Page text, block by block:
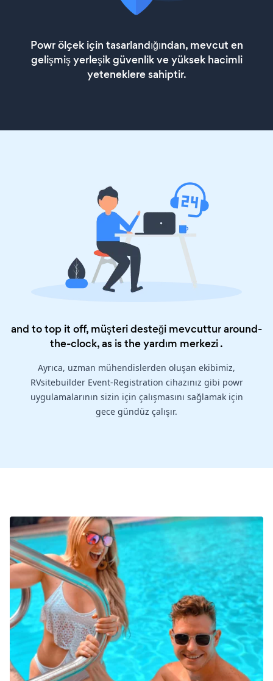
Powr ölçek için tasarlandığından, mevcut en
gelişmiş yerleşik güvenlik ve yüksek hacimli
yeteneklere sahiptir.
and to top it off, müşteri desteği mevcuttur around-
the-clock, as is theyardım merkezi.
Ayrıca, uzman mühendislerden oluşan ekibimiz,
RVsitebuilder Event-Registration cihazınız gibi powr
uygulamalarının sizin için çalışmasını sağlamak için
gece gündüz çalışır.